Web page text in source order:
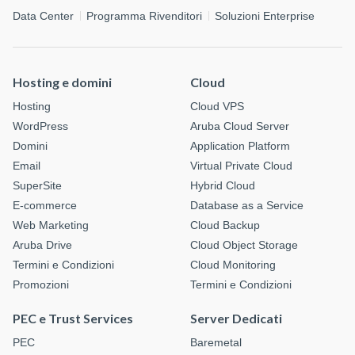
Data Center
Programma Rivenditori Soluzioni Enterprise
Hosting e domini
Hosting
WordPress
Domini
Email
SuperSite
E-commerce
Web Marketing
Aruba Drive
Termini e Condizioni
Promozioni
Cloud
Cloud VPS
Aruba Cloud Server
Application Platform
Virtual Private Cloud
Hybrid Cloud
Database as a Service
Cloud Backup
Cloud Object Storage
Cloud Monitoring
Termini e Condizioni
PEC e Trust Services
PEC
Server Dedicati
Baremetal